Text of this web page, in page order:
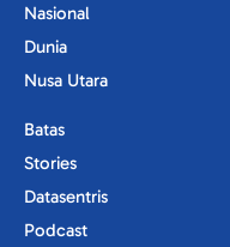
Nasional
Dunia
Nusa Utara
Batas
Stories
Datasentris
Podcast